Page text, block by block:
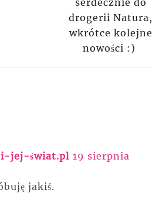
serdecznie do
drogerii Natura,
wkrótce kolejne
nowości :)
jej-świat.pl 19 sierpnia
jakiś.